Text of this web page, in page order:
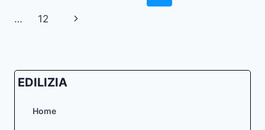
pagina
Precedente
… 12
Pagina
EDILIZIA
Home